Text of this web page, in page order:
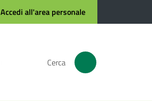
Accedi all'area personale
Cerca